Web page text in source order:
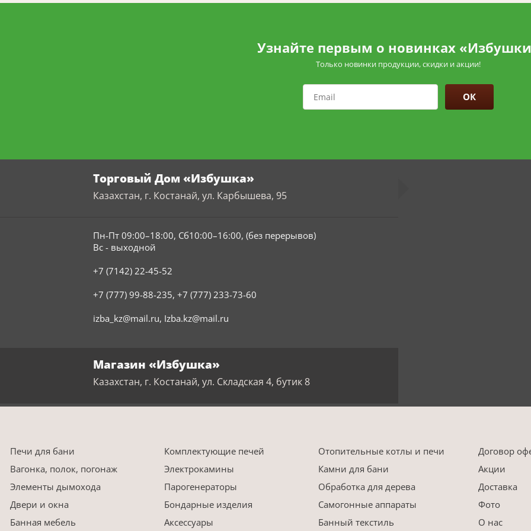
Узнайте первым о новинках
Только новинки продукции, скидки и акции!
ОК
Торговый Дом «Избушка»
Казахстан, г. Костанай, ул. Карбышева, 95
Пн-Пт 09:00–18:00, Сб10:00–16:00, (без перерывов)
Вс - выходной
+7 (7142) 22-45-52
+7 (777) 99-88-235, +7 (777) 233-73-60
izba_kz@mail.ru, Izba.kz@mail.ru
Магазин «Избушка»
Казахстан, г. Костанай, ул. Складская 4, бутик 8
Печи для бани Комплектующие печей
Отопительные котлы и печи
Вагонка, полок, погонаж
Электрокамины
Камни для бани
Элементы дымохода
Парогенераторы
Обработка для дерева
Двери и окна
Бондарные изделия
Самогонные аппараты
Банная мебель
Аксессуары Банный текстиль
Договор
Акции
Доставка
Фото
О нас